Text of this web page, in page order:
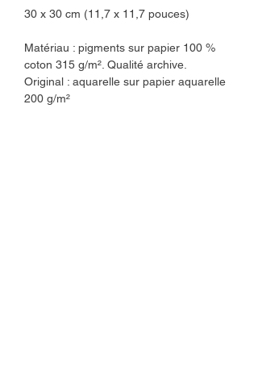
30 x 30 cm (11,7 x 11,7 pouces)
Matériau : pigments sur papier 100 %
coton 315 g/m². Qualité archive.
Original : aquarelle sur papier aquarelle
200 g/m²